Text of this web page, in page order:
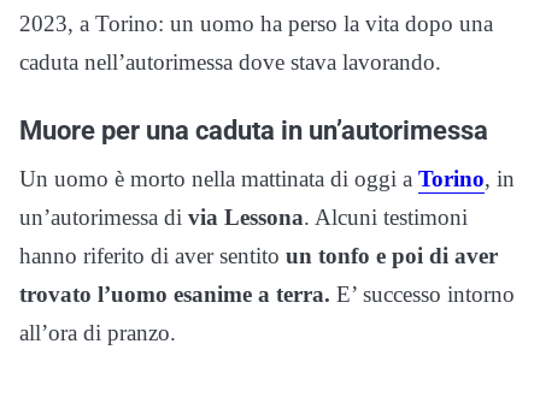
2023, a Torino: un uomo ha perso la vita dopo una
caduta nell’autorimessa dove stava lavorando.
Muore per una caduta in un’autorimessa
Un uomo è morto nella mattinata di oggi a Torino, in
un’autorimessa di via Lessona. Alcuni testimoni
hanno riferito di aver sentito un tonfo e poi di aver
trovato l’uomo esanime a terra. E’ successo intorno
all’ora di pranzo.